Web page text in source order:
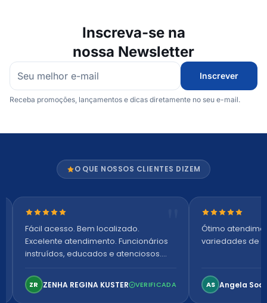
Inscreva-se na
nossa Newsletter
Inscrever
Receba promoções, lançamentos e dicas diretamente no seu e-mail.
O QUE NOSSOS CLIENTES DIZEM
Nota 5 de 5 estrelas
Fácil acesso. Bem localizado.
Excelente atendimento. Funcionários
instruídos, educados e atenciosos.
confortável. Perfeito!
ZR ZENHA REGINA KUSTER VERIFICADA
Nota 5 de 5
Ótimo
variedades de
AS Angela